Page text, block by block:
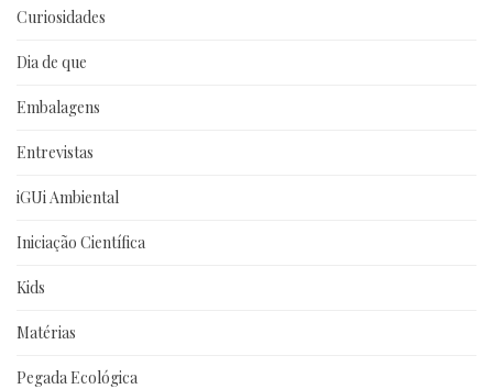
Curiosidades
Dia de que
Embalagens
Entrevistas
iGUi Ambiental
Iniciação Científica
Kids
Matérias
Pegada Ecológica